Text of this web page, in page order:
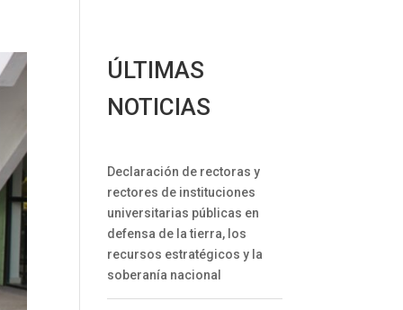
ÚLTIMAS
NOTICIAS
Declaración de rectoras y
rectores de instituciones
universitarias públicas en
defensa de la tierra, los
recursos estratégicos y la
soberanía nacional